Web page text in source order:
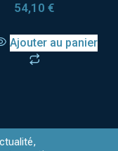
54,10 €
Ajouter au panier